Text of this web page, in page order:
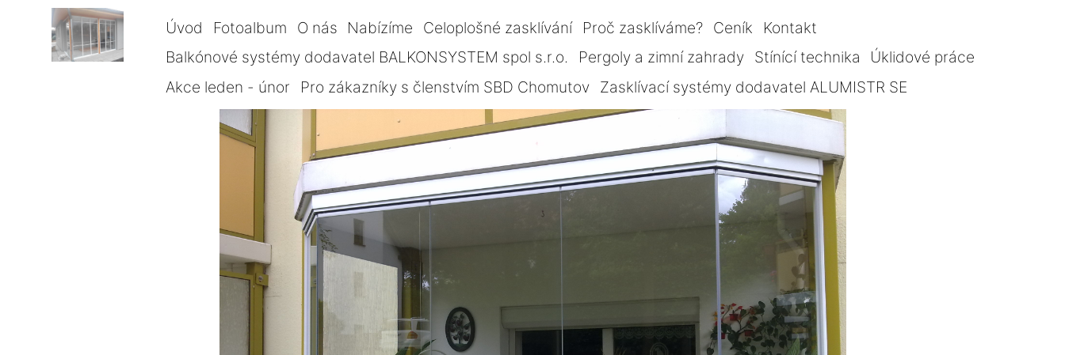
Úvod Fotoalbum O nás Nabízíme Celoplošné zasklívání Proč zasklíváme? Ceník
Kontakt
Balkónové systémy dodavatel BALKONSYSTEM spol s.r.o.
Pergoly a zimní zahrady Stínící technika
Úklidové práce
Akce leden - únor
Pro zákazníky s členstvím SBD Chomutov Zasklívací systémy dodavatel ALUMISTR SE